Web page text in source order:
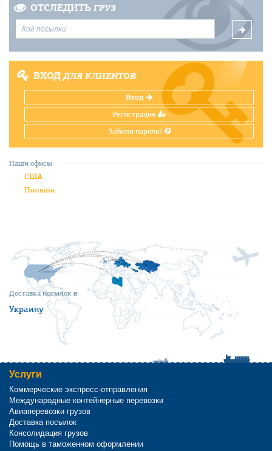
ОТСЛЕДИТЬ ГРУЗ
ВХОДДЛЯ КЛИЕНТОВ
Вход
Регистрация
Забыли пароль?
Доставка посылок в
Украину
Наши офисы
США
Польша
Услуги
Коммерческие экспресс-отправления
Международные контейнерные перевозки
Авиаперевозки грузов
Доставка посылок
Консолидация грузов
Помощь в таможенном оформлении